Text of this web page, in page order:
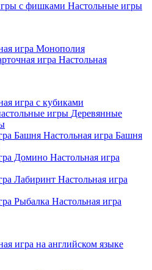
Настольные игры
игра Монополия
Настольная
игра с кубиками
Деревянные
Настольная игра Башня
Настольная игра
Настольная игра
Настольная игра
игра на английском языке